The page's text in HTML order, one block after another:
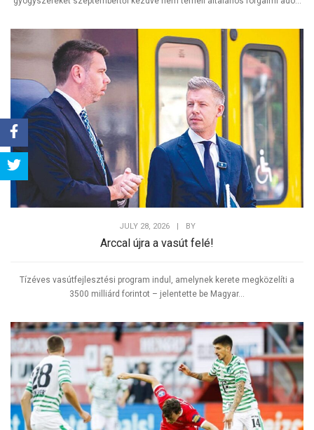
JULY 28, 2026 | BY
Arccal újra a vasút felé!
Tízéves vasútfejlesztési program indul, amelynek kerete megközelíti a
3500 milliárd forintot – jelentette be Magyar...
Share